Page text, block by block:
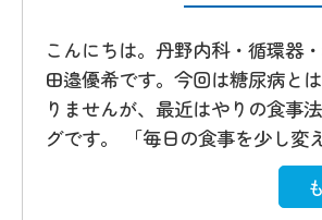
こんにちは。丹野内科・循環器
田邉優希です。今回は糖尿病と
りませんが、最近はやりの食事
グです。 「毎日の食事を少し変